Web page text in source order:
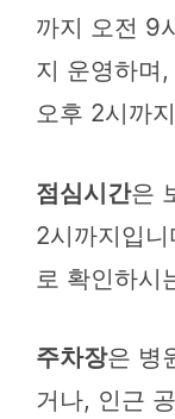
까지 오전 9
지 운영하며
오후 2시까
점심시간은
2시까지입
로 확인하시
주차장은 병
거나, 인근